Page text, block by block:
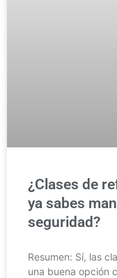
¿Clases de
ya sabes
seguridad?
Resumen: Sí, las
una buena opción